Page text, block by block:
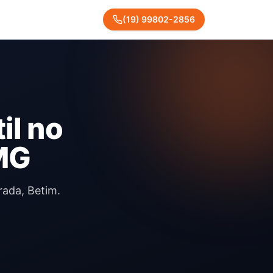
(19) 99802-2856
no
Betim.